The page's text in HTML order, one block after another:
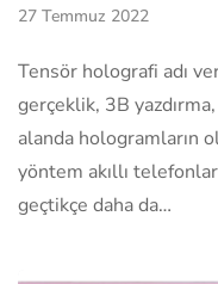
27 Temmuz 2022
Tensör holografi adı
gerçeklik, 3B
alanda hologramların
yöntem akıllı
geçtikçe daha da…